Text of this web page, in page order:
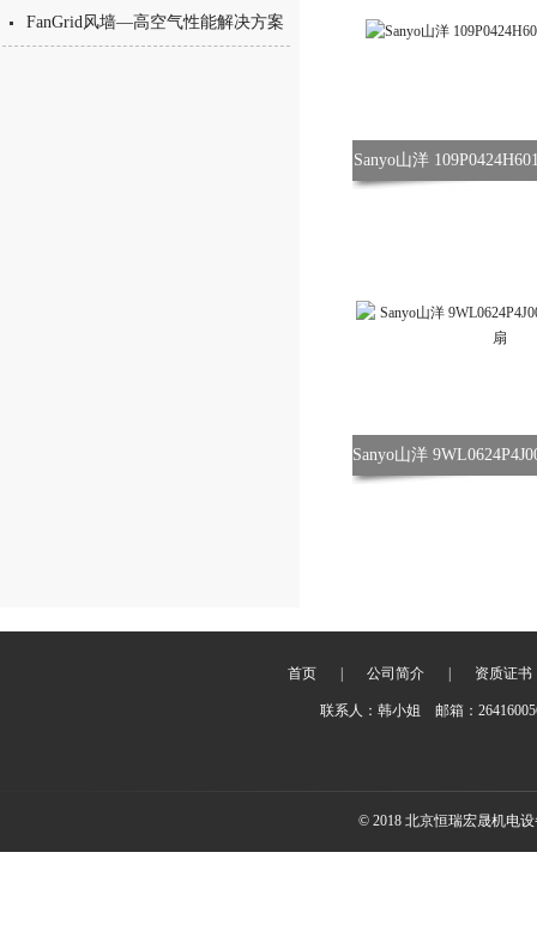
FanGrid风墙—高空气性能解决方案
Sanyo山洋
首页 公司简介 资质证书
联系人：韩小姐 邮箱：
© 2018 北京恒瑞宏晟机电